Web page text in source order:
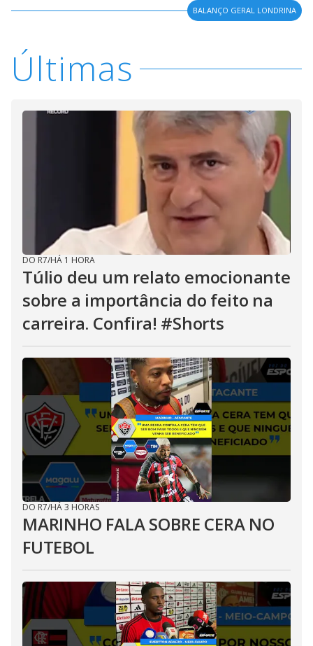
BALANÇO GERAL LONDRINA
Últimas
DO R7/HÁ 1 HORA
Túlio deu um relato emocionante
sobre a importância do feito na
carreira. Confira! #Shorts
DO R7/HÁ 3 HORAS
MARINHO FALA SOBRE CERA NO
FUTEBOL